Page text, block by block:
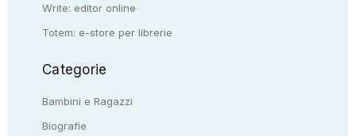
Write: editor online
Totem: e-store per librerie
Categorie
Bambini e Ragazzi
Biografie